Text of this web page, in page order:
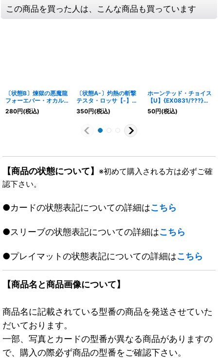
この商品を買った人は、こんな商品も買っています
〔状態B〕煉獄の悪魔龍
フォーエバー・オカルト
【R】{EX1649/100}
《闇》
280円(税込)
〔状態A-〕灼熱の斬撃
テスタ・ロッサ【-】
{DMR102/55}《火》
350円(税込)
ホーンテッド・チョイス
【U】{EX0831/???}
《闇》
50円(税込)
【商品の状態について】 ※初めて購入される方は必ずご確
認下さい。
●カードの状態表記についての詳細はこちら
●スリーブの状態表記についての詳細はこちら
●プレイマットの状態表記についての詳細はこちら
【商品名と商品画像について】
商品名に記載されている型番の商品を発送させていた
だいております。
一部、写真とカードの型番が異なる商品がありますの
で、購入の際必ず商品の型番をご確認下さい。